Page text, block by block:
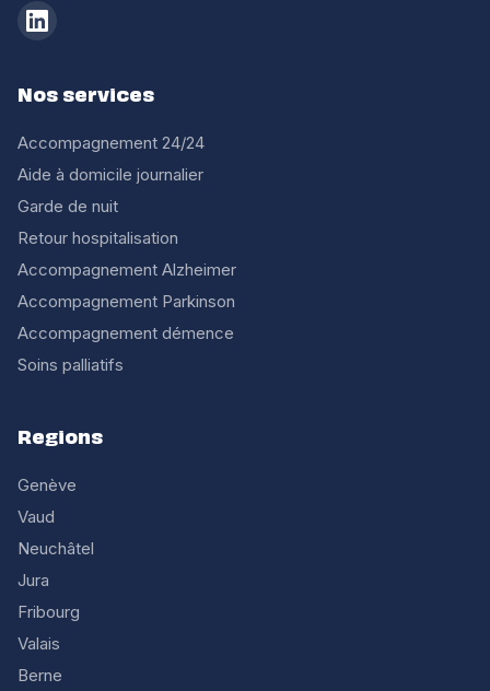
Nos services
Accompagnement 24/24
Aide à domicile journalier
Garde de nuit
Retour hospitalisation
Accompagnement Alzheimer
Accompagnement Parkinson
Accompagnement démence
Soins palliatifs
Regions
Genève
Vaud
Neuchâtel
Jura
Fribourg
Valais
Berne